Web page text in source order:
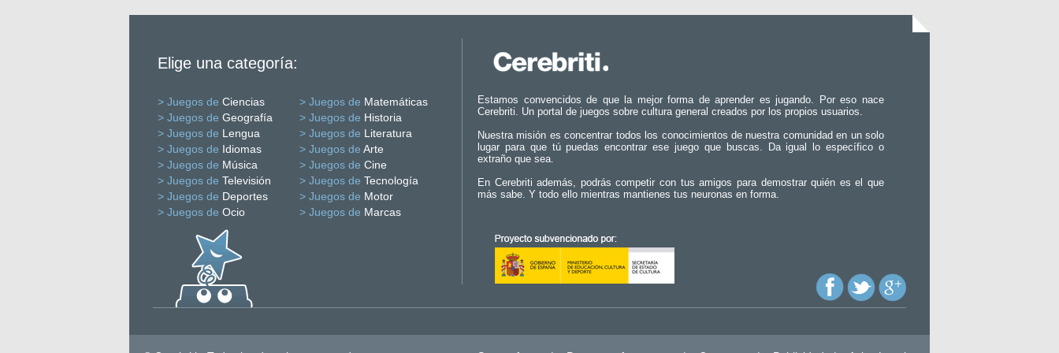
Elige una categoría:
> Juegos de Ciencias > Juegos de Matemáticas
> Juegos de Geografía > Juegos de Historia
> Juegos de Lengua > Juegos de Literatura
> Juegos de Idiomas > Juegos de Arte
> Juegos de Música > Juegos de Cine
> Juegos de Televisión > Juegos de Tecnología
> Juegos de Deportes > Juegos de Motor
> Juegos de Ocio > Juegos de Marcas
Estamos convencidos de que la mejor forma de aprender es jugando. Por eso nace
Cerebriti. Un portal de juegos sobre cultura general creados por los propios usuarios.
Nuestra misión es concentrar todos los conocimientos de nuestra comunidad en un solo
lugar para que tú puedas encontrar ese juego que buscas. Da igual lo específico o
extraño que sea.
En Cerebriti además, podrás competir con tus amigos para demostrar quién es el que
más sabe. Y todo ello mientras mantienes tus neuronas en forma.